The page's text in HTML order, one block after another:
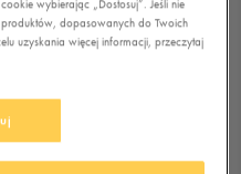
wybierając „Dostosuj”. Jeśli nie
dopasowanych do Twoich
uzyskania więcej informacji, przeczytaj